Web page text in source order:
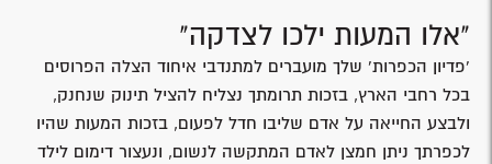
"אלו המעות ילכו לצדקה"
'פדיון הכפרות' שלך מועברים למתנדבי איחוד הצלה הפרוסים
בכל רחבי הארץ, בזכות תרומתך נצליח להציל תינוק שנחנק,
ולבצע החייאה על אדם שליבו חדל לפעום, בזכות המעות שהיו
לכפרתך ניתן חמצן לאדם המתקשה לנשום, ונעצור דימום לילד